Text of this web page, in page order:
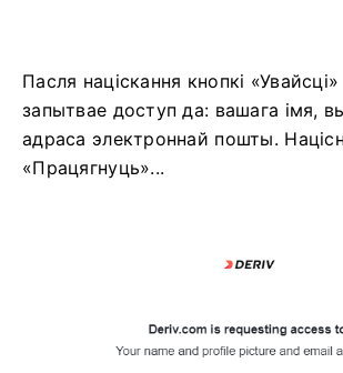
Пасля націскання кнопкі
запытвае доступ да: вашага імя,
адраса электроннай пошты.
«Працягнуць»...